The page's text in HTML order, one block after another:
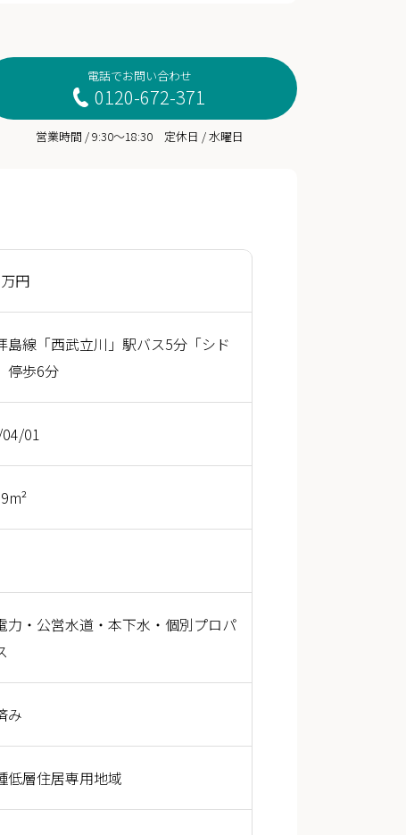
電話でお問い合わせ
0120-672-371
営業時間 / 9:30～18:30 定休日 / 水曜日
円
島線「西武立川」駅バス5分「シド
停歩6分
01
力・公営水道・本下水・個別プロパ
み
低層住居専用地域